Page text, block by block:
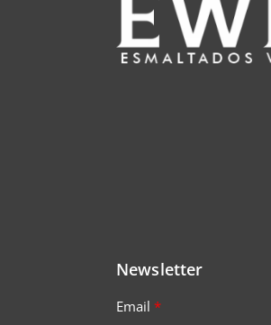
Newsletter
Email*